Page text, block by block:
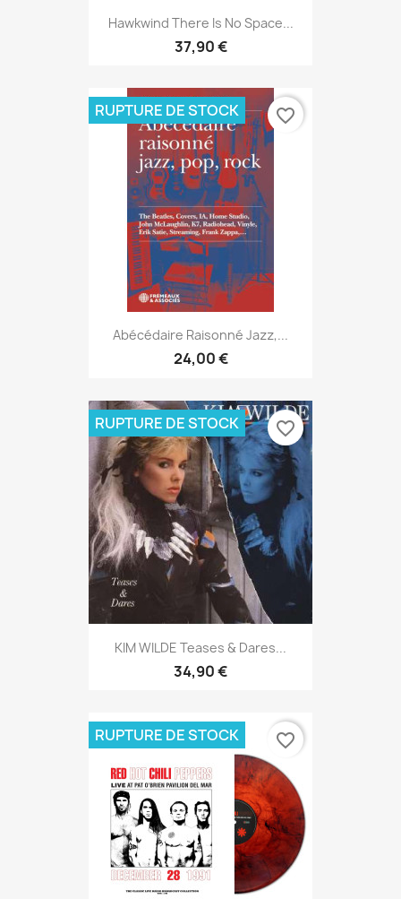
Hawkwind There Is No Space...
37,90 €
Abécédaire Raisonné Jazz,...
24,00 €
RUPTURE DE STOCK favorite_border
KIM WILDE Teases & Dares...
34,90 €
RUPTURE DE STOCK favorite_border
RUPTURE DE STOCK favorite_border